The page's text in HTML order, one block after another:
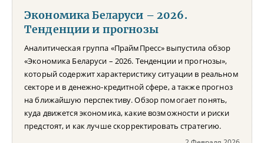
Экономика Беларуси – 2026.
Тенденции и прогнозы
Аналитическая группа «ПраймПресс» выпустила обзор
«Экономика Беларуси – 2026. Тенденции и прогнозы»,
который содержит характеристику ситуации в реальном
секторе и в денежно-кредитной сфере, а также прогноз
на ближайшую перспективу. Обзор помогает понять,
куда движется экономика, какие возможности и риски
предстоят, и как лучше скорректировать стратегию.